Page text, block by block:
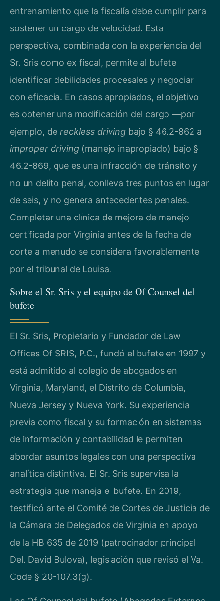
entrenamiento que la fiscalía debe cumplir para
sostener un cargo de velocidad. Esta
perspectiva, combinada con la experiencia del
Sr. Sris como ex fiscal, permite al bufete
identificar debilidades procesales y negociar
con eficacia. En casos apropiados, el objetivo
es obtener una modificación del cargo —por
ejemplo, de reckless driving bajo § 46.2-862 a
improper driving (manejo inapropiado) bajo §
46.2-869, que es una infracción de tránsito y
no un delito penal, conlleva tres puntos en lugar
de seis, y no genera antecedentes penales.
Completar una clínica de mejora de manejo
certificada por Virginia antes de la fecha de
corte a menudo se considera favorablemente
por el tribunal de Louisa.
Sobre el Sr. Sris y el equipo de Of Counsel del
bufete
El Sr. Sris, Propietario y Fundador de Law
Offices Of SRIS, P.C., fundó el bufete en 1997 y
está admitido al colegio de abogados en
Virginia, Maryland, el Distrito de Columbia,
Nueva Jersey y Nueva York. Su experiencia
previa como fiscal y su formación en sistemas
de información y contabilidad le permiten
abordar asuntos legales con una perspectiva
analítica distintiva. El Sr. Sris supervisa la
estrategia que maneja el bufete. En 2019,
testificó ante el Comité de Cortes de Justicia de
la Cámara de Delegados de Virginia en apoyo
de la HB 635 de 2019 (patrocinador principal
Del. David Bulova), legislación que revisó el Va.
Code § 20-107.3(g).